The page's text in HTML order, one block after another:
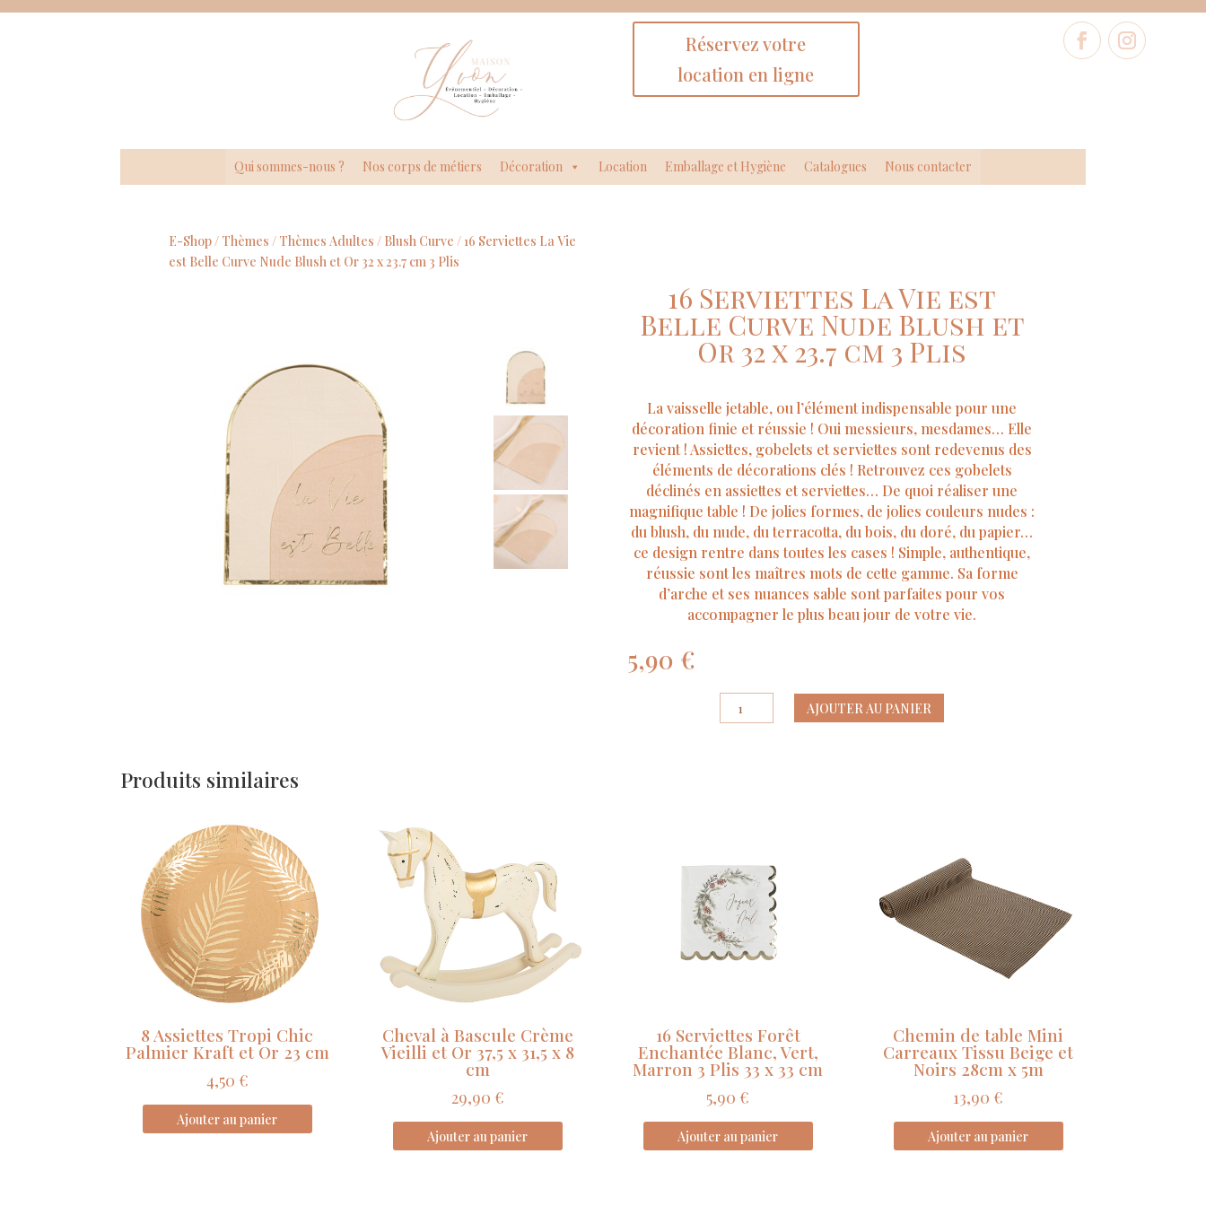
Réservez votre
location en ligne
Qui sommes-nous ? Nos corps de métiers Décoration Location Emballage et Hygiène Catalogues Nous contacter
E-Shop / Thèmes / Thèmes Adultes / Blush Curve / 16 Serviettes La Vie
est Belle Curve Nude Blush et Or 32 x 23.7 cm 3 Plis
16 Serviettes La Vie est
Belle Curve Nude Blush et
Or 32 x 23.7 cm 3 Plis
La vaisselle jetable, ou l’élément indispensable pour une
décoration finie et réussie ! Oui messieurs, mesdames… Elle
revient ! Assiettes, gobelets et serviettes sont redevenus des
éléments de décorations clés ! Retrouvez ces gobelets
déclinés en assiettes et serviettes… De quoi réaliser une
magnifique table ! De jolies formes, de jolies couleurs nudes :
du blush, du nude, du terracotta, du bois, du doré, du papier…
ce design rentre dans toutes les cases ! Simple, authentique,
réussie sont les maîtres mots de cette gamme. Sa forme
d’arche et ses nuances sable sont parfaites pour vos
accompagner le plus beau jour de votre vie.
5,90 €
quantité
de
Curve
Nude
Blush
et
Or
cm
3
Plis
AJOUTER AU PANIER
Produits similaires
8 Assiettes Tropi Chic
Palmier Kraft et Or 23 cm
4,50 €
Ajouter au panier
Cheval à Bascule Crème
Vieilli et Or 37,5 x 31,5 x 8
cm
29,90 €
Ajouter au panier
16 Serviettes Forêt
Enchantée Blanc, Vert,
Marron 3 Plis 33 x 33 cm
5,90 €
Ajouter au panier
Chemin de table Mini
Carreaux Tissu Beige et
Noirs 28cm x 5m
13,90 €
Ajouter au panier
Panneau de gestion des cookies